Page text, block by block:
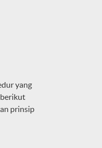
yang
berikut
prinsip